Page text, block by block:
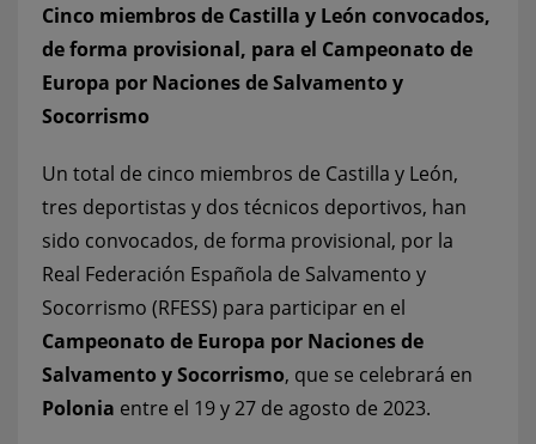
Cinco miembros de Castilla y León convocados,
de forma provisional, para el Campeonato de
Europa por Naciones de Salvamento y
Socorrismo
Un total de cinco miembros de Castilla y León,
tres deportistas y dos técnicos deportivos, han
sido convocados, de forma provisional, por la
Real Federación Española de Salvamento y
Socorrismo (RFESS) para participar en el
Campeonato de Europa por Naciones de
Salvamento y Socorrismo, que se celebrará en
Polonia entre el 19 y 27 de agosto de 2023.